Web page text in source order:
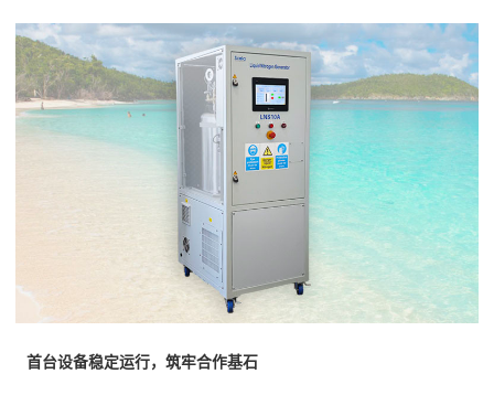
首台设备稳定运行，筑牢合作基石